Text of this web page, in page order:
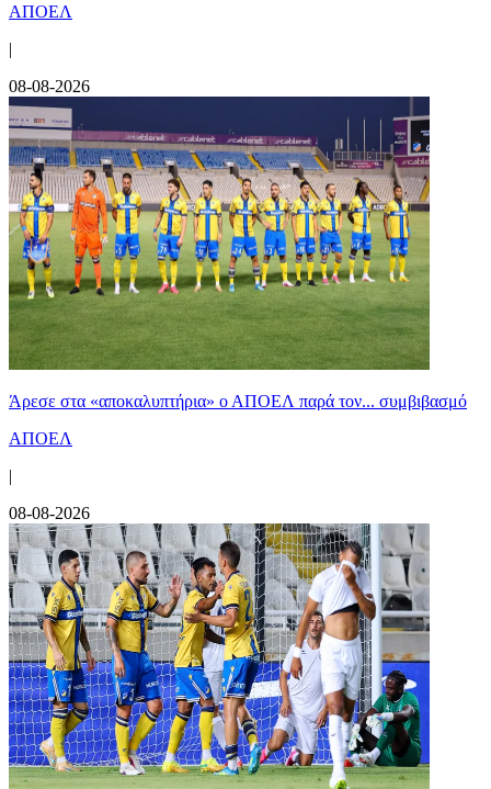
ΑΠΟΕΛ
|
08-08-2026
Άρεσε στα «αποκαλυπτήρια» ο ΑΠΟΕΛ παρά τον... συμβιβασμό
ΑΠΟΕΛ
|
08-08-2026